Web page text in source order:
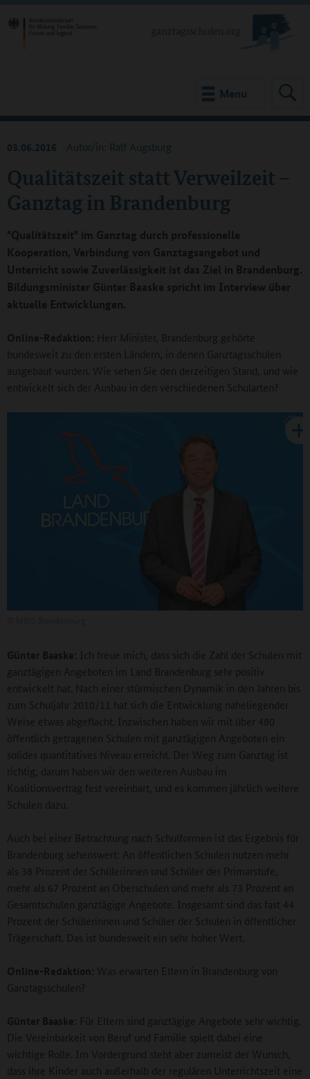
Menu
Qualitätszeit statt Verweilzeit –
Ganztag in Brandenburg
03.06.2016 Autor/in: Ralf Augsburg
"Qualitätszeit" im Ganztag durch professionelle
Kooperation, Verbindung von Ganztagsangebot und
Unterricht sowie Zuverlässigkeit ist das Ziel in Brandenburg.
Bildungsminister Günter Baaske spricht im Interview über
aktuelle Entwicklungen.
Online-Redaktion: Herr Minister, Brandenburg gehörte
bundesweit zu den ersten Ländern, in denen Ganztagsschulen
ausgebaut wurden. Wie sehen Sie den derzeitigen Stand, und wie
entwickelt sich der Ausbau in den verschiedenen Schularten?
Günter Baaske: Ich freue mich, dass sich die Zahl der Schulen mit
ganztägigen Angeboten im Land Brandenburg sehr positiv
entwickelt hat. Nach einer stürmischen Dynamik in den Jahren bis
zum Schuljahr 2010/11 hat sich die Entwicklung naheliegender
Weise etwas abgeflacht. Inzwischen haben wir mit über 480
öffentlich getragenen Schulen mit ganztägigen Angeboten ein
solides quantitatives Niveau erreicht. Der Weg zum Ganztag ist
richtig, darum haben wir den weiteren Ausbau im
Koalitionsvertrag fest vereinbart, und es kommen jährlich weitere
Schulen dazu.
Auch bei einer Betrachtung nach Schulformen ist das Ergebnis für
Brandenburg sehenswert: An öffentlichen Schulen nutzen mehr
als 38 Prozent der Schülerinnen und Schüler der Primarstufe,
mehr als 67 Prozent an Oberschulen und mehr als 73 Prozent an
Gesamtschulen ganztägige Angebote. Insgesamt sind das fast 44
Prozent der Schülerinnen und Schüler der Schulen in öffentlicher
Trägerschaft. Das ist bundesweit ein sehr hoher Wert.
Online-Redaktion: Was erwarten Eltern in Brandenburg von
Ganztagsschulen?
Günter Baaske: Für Eltern sind ganztägige Angebote sehr wichtig.
Die Vereinbarkeit von Beruf und Familie spielt dabei eine
wichtige Rolle. Im Vordergrund steht aber zumeist der Wunsch,
dass ihre Kinder auch außerhalb der regulären Unterrichtszeit eine